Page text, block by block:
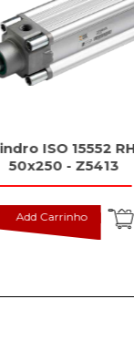
ISO 15552
50x250 - Z5413
Add Carrinho